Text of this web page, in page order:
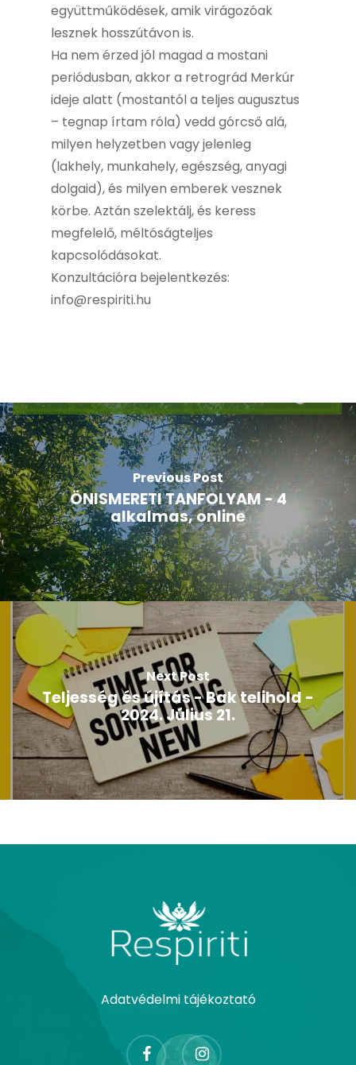
együttműködések, amik virágozóak
lesznek hosszútávon is.
Ha nem érzed jól magad a mostani
periódusban, akkor a retrográd Merkúr
ideje alatt (mostantól a teljes augusztus
– tegnap írtam róla) vedd górcső alá,
milyen helyzetben vagy jelenleg
(lakhely, munkahely, egészség, anyagi
dolgaid), és milyen emberek vesznek
körbe. Aztán szelektálj, és keress
megfelelő, méltóságteljes
kapcsolódásokat.
Konzultációra bejelentkezés:
info@respiriti.hu
Previous Post
ÖNISMERETI TANFOLYAM - 4
alkalmas, online
Next Post
Teljesség és újítás - Bak telihold -
2024. Július 21.
Adatvédelmi tájékoztató
facebook instagram